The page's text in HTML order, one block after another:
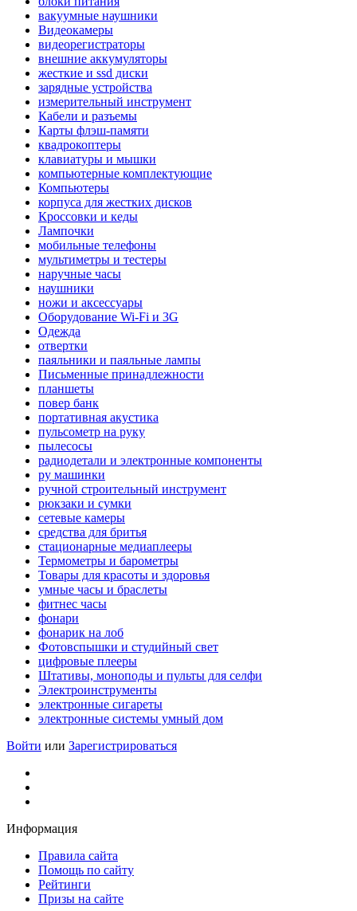
вакуумные наушники
Видеокамеры
видеорегистраторы
внешние аккумуляторы
жесткие и ssd диски
зарядные устройства
измерительный инструмент
Кабели и разъемы
Карты флэш-памяти
квадрокоптеры
клавиатуры и мышки
компьютерные комплектующие
Компьютеры
корпуса для жестких дисков
Кроссовки и кеды
Лампочки
мобильные телефоны
мультиметры и тестеры
наручные часы
наушники
ножи и аксессуары
Оборудование Wi-Fi и 3G
Одежда
отвертки
паяльники и паяльные лампы
Письменные принадлежности
планшеты
повер банк
портативная акустика
пульсометр на руку
пылесосы
радиодетали и электронные компоненты
ру машинки
ручной строительный инструмент
рюкзаки и сумки
сетевые камеры
средства для бритья
стационарные медиаплееры
Термометры и барометры
Товары для красоты и здоровья
умные часы и браслеты
фитнес часы
фонари
фонарик на лоб
Фотовспышки и студийный свет
цифровые плееры
Штативы, моноподы и пульты для селфи
Электроинструменты
электронные сигареты
электронные системы умный дом
Войти или Зарегистрироваться
Информация
Правила сайта
Помощь по сайту
Рейтинги
Призы на сайте